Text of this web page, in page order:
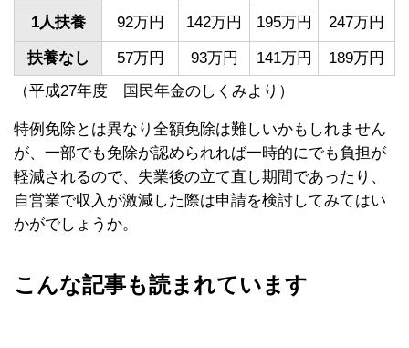
1人扶養 92万円 142万円 195万円 247万円
扶養なし 57万円 93万円 141万円
189万円
（平成27年度 国民年金のしくみより）
特例免除とは異なり全額免除は難しいかもしれません
が、一部でも免除が認められれば一時的にでも負担が
軽減されるので、失業後の立て直し期間であったり、
自営業で収入が激減した際は申請を検討してみてはい
かがでしょうか。
こんな記事も読まれています